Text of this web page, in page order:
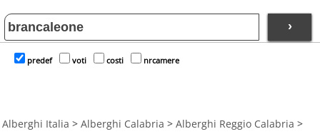
›
predef voti costi nrcamere
Alberghi Italia > Alberghi Calabria > Alberghi Reggio Calabria >